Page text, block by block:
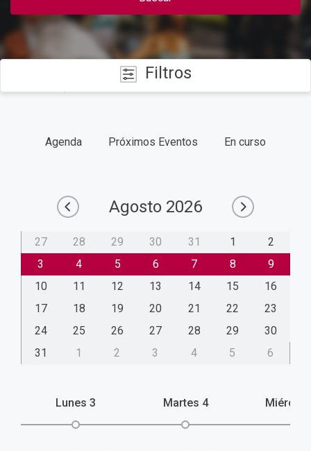
Filtros
FECHAS
CAMPUS
Agenda Próximos Eventos En curso
Agosto 2026
27 28 29 30 31 1
2
3
4 5 6 7 8
9
10
11 12 13 14 15
16
17
18 19 20 21 22
23
24
25 26 27 28 29
30
31
1 2 3 4 5 6
Lunes 3 Martes 4